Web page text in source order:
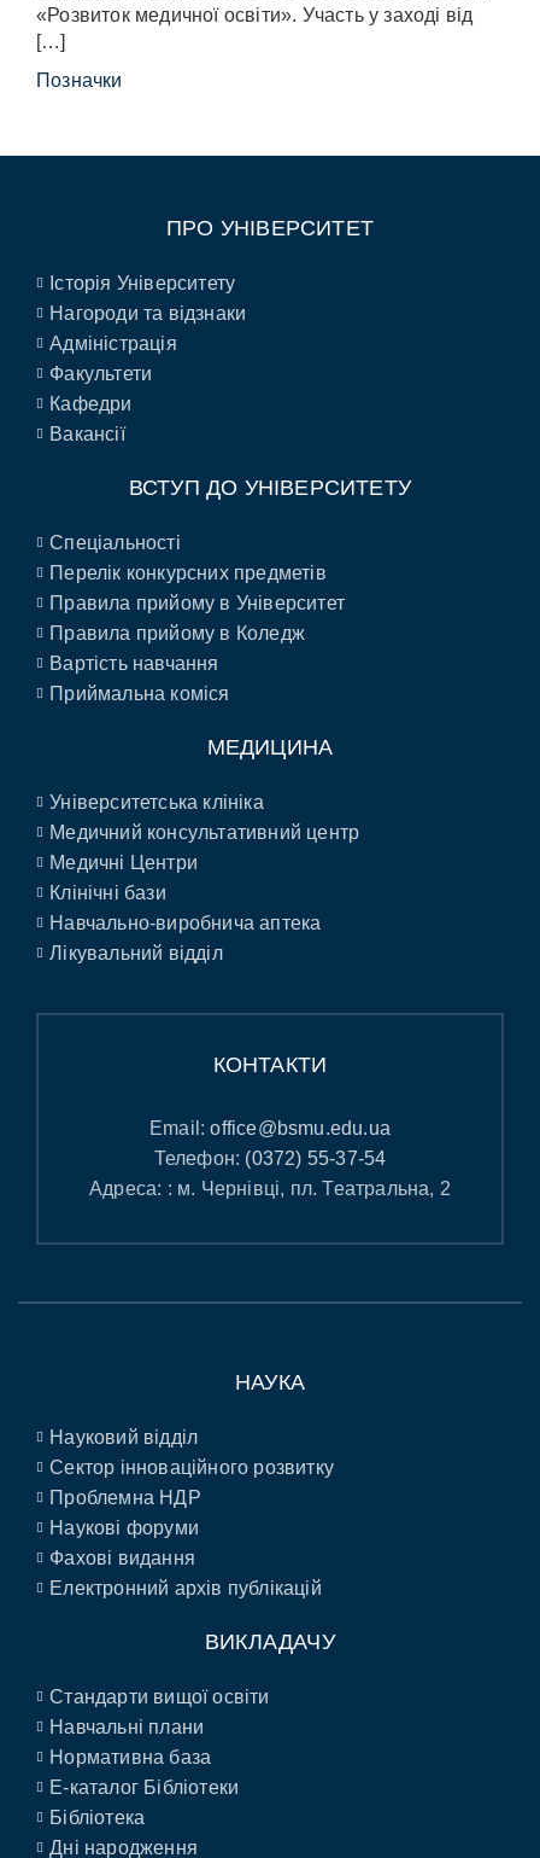
«Розвиток медичної освіти». Участь у заході від
[…]
Позначки
ПРО УНІВЕРСИТЕТ
Історія Університету
Нагороди та відзнаки
Адміністрація
Факультети
Кафедри
Вакансії
ВСТУП ДО УНІВЕРСИТЕТУ
Спеціальності
Перелік конкурсних предметів
Правила прийому в Університет
Правила прийому в Коледж
Вартість навчання
Приймальна коміся
МЕДИЦИНА
Університетська клініка
Медичний консультативний центр
Медичні Центри
Клінічні бази
Навчально-виробнича аптека
Лікувальний відділ
КОНТАКТИ
Email:office@bsmu.edu.ua
Телефон: (0372) 55-37-54
Адреса: : м. Чернівці, пл. Театральна, 2
НАУКА
Науковий відділ
Сектор інноваційного розвитку
Проблемна НДР
Наукові форуми
Фахові видання
Електронний архів публікацій
ВИКЛАДАЧУ
Стандарти вищої освіти
Навчальні плани
Нормативна база
E-каталог Бібліотеки
Бібліотека
Дні народження